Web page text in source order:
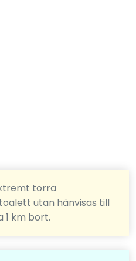
torra
utan hänvisas till
1 km bort.